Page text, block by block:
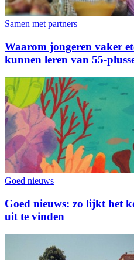
Samen met partners
Waarom jongeren vaker
kunnen leren van 55-
Goed nieuws
Goed nieuws: zo lijkt het
uit te vinden